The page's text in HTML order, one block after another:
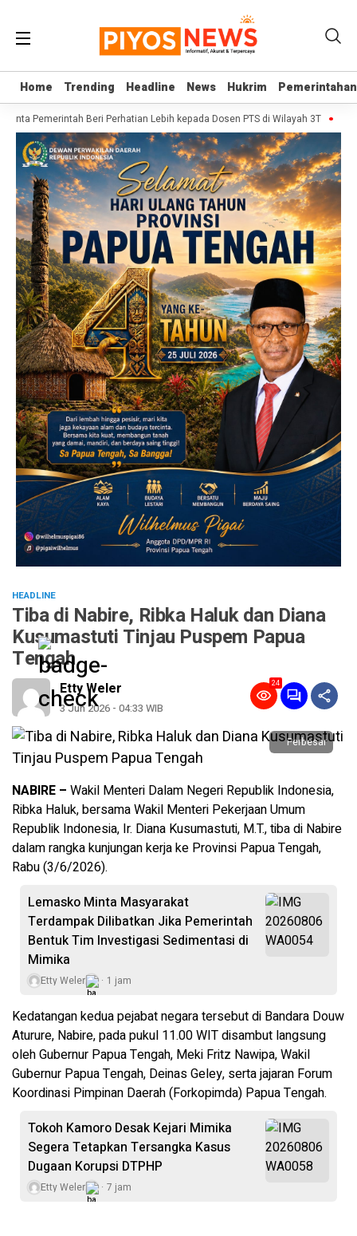
Home Trending Headline News Hukrim Pemerintahan
Home Trending Headline News Hukrim Pemerintahan
Pemerintah Beri Perhatian Lebih kepada Dosen PTS di Wilayah 3T
HEADLINE
Tiba di Nabire, Ribka Haluk dan Diana
Kusumastuti Tinjau Puspem Papua
Tengah
Etty Weler
3 Jun 2026 - 04:33 WIB
24
Perbesar
NABIRE – Wakil Menteri Dalam Negeri Republik Indonesia,
Ribka Haluk, bersama Wakil Menteri Pekerjaan Umum
Republik Indonesia, Ir. Diana Kusumastuti, M.T., tiba di Nabire
dalam rangka kunjungan kerja ke Provinsi Papua Tengah,
Rabu (3/6/2026).
Lemasko Minta Masyarakat
Terdampak Dilibatkan Jika Pemerintah
Bentuk Tim Investigasi Sedimentasi di
Mimika
Etty Weler 1 jam
Kedatangan kedua pejabat negara tersebut di Bandara Douw
Aturure, Nabire, pada pukul 11.00 WIT disambut langsung
oleh Gubernur Papua Tengah, Meki Fritz Nawipa, Wakil
Gubernur Papua Tengah, Deinas Geley, serta jajaran Forum
Koordinasi Pimpinan Daerah (Forkopimda) Papua Tengah.
Tokoh Kamoro Desak Kejari Mimika
Segera Tetapkan Tersangka Kasus
Dugaan Korupsi DTPHP
Etty Weler 7 jam